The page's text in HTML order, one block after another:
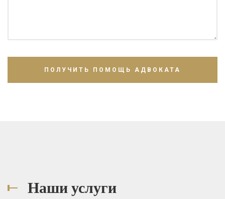
Наши услуги